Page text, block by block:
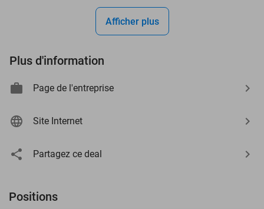
Afficher plus
Plus d'information
Page de l'entreprise
Site Internet
Partagez ce deal
Positions